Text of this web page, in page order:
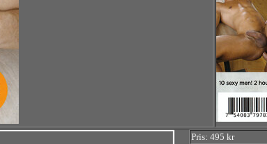
Pris: 495 kr